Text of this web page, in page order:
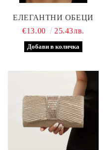
ЕЛЕГАНТНИ ОБЕЦИ
€13.00
25.43лв.